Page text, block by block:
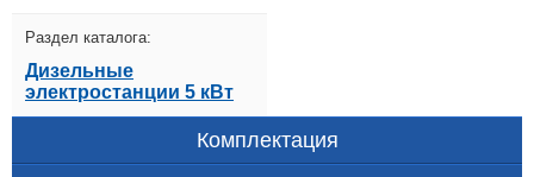
Раздел каталога:
Дизельные
электростанции 5 кВт
Комплектация